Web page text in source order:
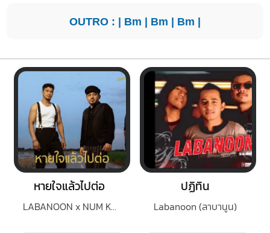
OUTRO : | Bm | Bm | Bm |
หายใจแล้วไปต่อ
LABANOON x NUM KALA
ปฏิทิน
Labanoon (ลาบานูน)